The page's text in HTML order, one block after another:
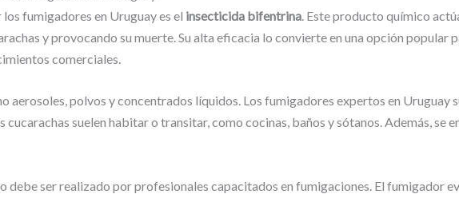
fumigadores en Uruguay es el insecticida bifentrina . Este producto químico
y provocando su muerte. Su alta eficacia lo convierte en una opción popular
comerciales.
aerosoles, polvos y concentrados líquidos. Los fumigadores expertos en Uruguay
suelen habitar o transitar, como cocinas, baños y sótanos. Además, se
debe ser realizado por profesionales capacitados en fumigaciones. El fumigador